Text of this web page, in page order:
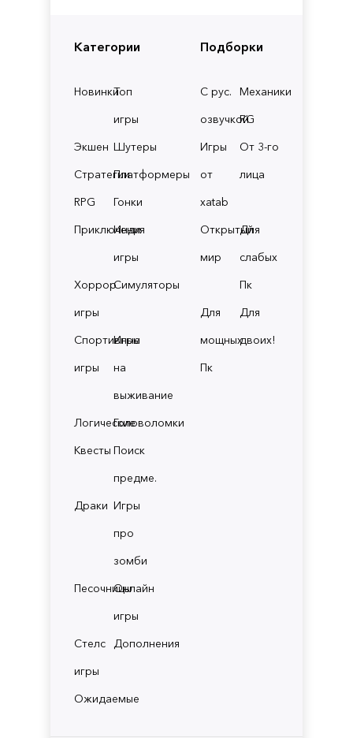
Категории
НовинкиТоп
игры
Экшен Шутеры
СтратегииПлатформеры
RPG
Гонки
Приключения
Инди
игры
Хоррор
игры
Симуляторы
Спортивные
игры
Игры
на
выживание
ЛогическиеГоловоломки
Квесты Поиск
предме.
Драки Игры
про
зомби
ПесочницыОнлайн
игры
Стелс
игры
Дополнения
Ожидаемые
Подборки
С рус.
озвучкой
Механики
RG
Игры
от
xatab
От 3-го
лица
Открытый
мир
Для
слабых
Пк
Для
мощных
Пк
Для
двоих!